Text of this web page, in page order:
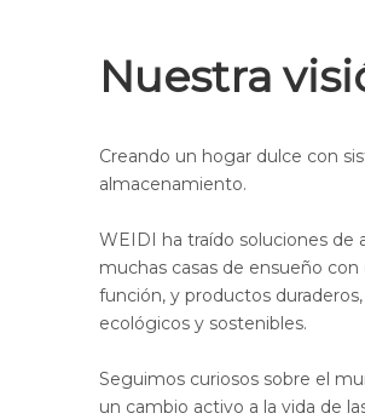
Nuestra
Creando un hogar dulce con
almacenamiento.
WEIDI ha traído soluciones de
muchas casas de ensueño
función, y productos
ecológicos y sostenibles.
Seguimos curiosos sobre el
un cambio activo a la vida de